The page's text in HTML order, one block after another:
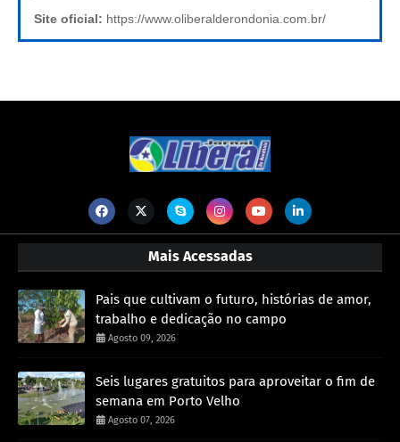
Site oficial: https://www.oliberalderondonia.com.br/
Mais Acessadas
Pais que cultivam o futuro, histórias de amor,
trabalho e dedicação no campo
Agosto 09, 2026
Seis lugares gratuitos para aproveitar o fim de
semana em Porto Velho
Agosto 07, 2026